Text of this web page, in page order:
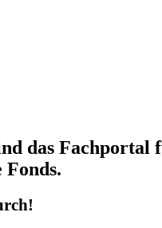
das Fachportal
Fonds.